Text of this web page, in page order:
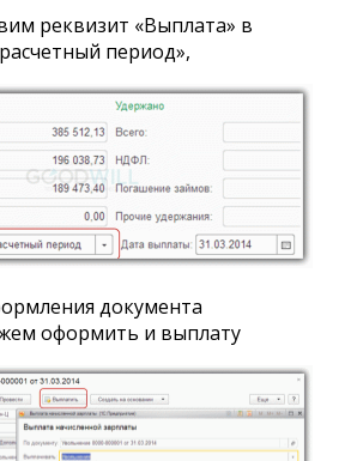
реквизит «Выплата» в
период»,
документа
оформить и выплату